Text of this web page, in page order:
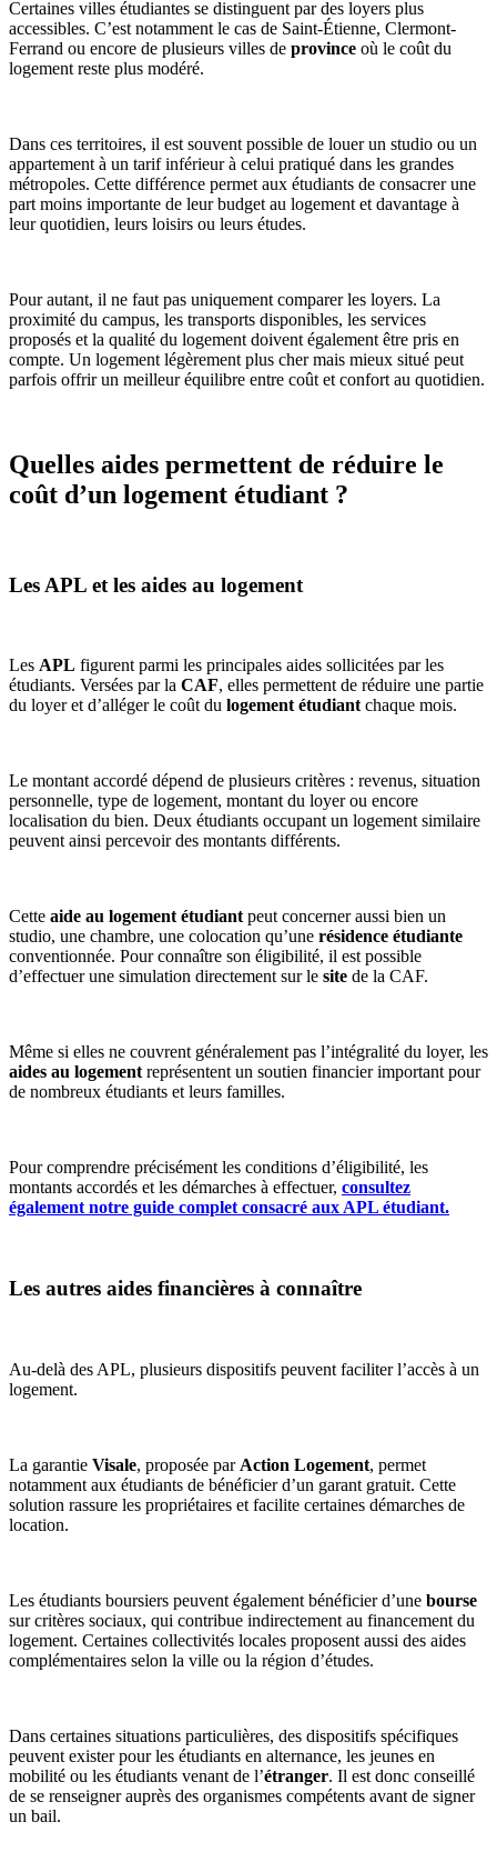
Certaines villes étudiantes se distinguent par des loyers plus
accessibles. C’est notamment le cas de Saint-Étienne, Clermont-
Ferrand ou encore de plusieurs villes de province où le coût du
logement reste plus modéré.
Dans ces territoires, il est souvent possible de louer un studio ou un
appartement à un tarif inférieur à celui pratiqué dans les grandes
métropoles. Cette différence permet aux étudiants de consacrer une
part moins importante de leur budget au logement et davantage à
leur quotidien, leurs loisirs ou leurs études.
Pour autant, il ne faut pas uniquement comparer les loyers. La
proximité du campus, les transports disponibles, les services
proposés et la qualité du logement doivent également être pris en
compte. Un logement légèrement plus cher mais mieux situé peut
parfois offrir un meilleur équilibre entre coût et confort au quotidien.
Quelles aides permettent de réduire le
coût d’un logement étudiant ?
Les APL et les aides au logement
Les APL figurent parmi les principales aides sollicitées par les
étudiants. Versées par la CAF, elles permettent de réduire une partie
du loyer et d’alléger le coût du logement étudiant chaque mois.
Le montant accordé dépend de plusieurs critères : revenus, situation
personnelle, type de logement, montant du loyer ou encore
localisation du bien. Deux étudiants occupant un logement similaire
peuvent ainsi percevoir des montants différents.
Cette aide au logement étudiant peut concerner aussi bien un
studio, une chambre, une colocation qu’une résidence étudiante
conventionnée. Pour connaître son éligibilité, il est possible
d’effectuer une simulation directement sur le site de la CAF.
Même si elles ne couvrent généralement pas l’intégralité du loyer, les
aides au logement représentent un soutien financier important pour
de nombreux étudiants et leurs familles.
Pour comprendre précisément les conditions d’éligibilité, les
montants accordés et les démarches à effectuer, consultez
également notre guide complet consacré aux APL étudiant.
Les autres aides financières à connaître
Au-delà des APL, plusieurs dispositifs peuvent faciliter l’accès à un
logement.
La garantie Visale, proposée par Action Logement, permet
notamment aux étudiants de bénéficier d’un garant gratuit. Cette
solution rassure les propriétaires et facilite certaines démarches de
location.
Les étudiants boursiers peuvent également bénéficier d’une bourse
sur critères sociaux, qui contribue indirectement au financement du
logement. Certaines collectivités locales proposent aussi des aides
complémentaires selon la ville ou la région d’études.
Dans certaines situations particulières, des dispositifs spécifiques
peuvent exister pour les étudiants en alternance, les jeunes en
mobilité ou les étudiants venant de l’étranger. Il est donc conseillé
de se renseigner auprès des organismes compétents avant de signer
un bail.